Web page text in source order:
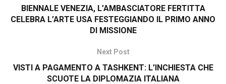
BIENNALE VENEZIA, L’AMBASCIATORE FERTITTA
CELEBRA L’ARTE USA FESTEGGIANDO IL PRIMO ANNO
DI MISSIONE
Next Post
VISTI A PAGAMENTO A TASHKENT: L’INCHIESTA CHE
SCUOTE LA DIPLOMAZIA ITALIANA